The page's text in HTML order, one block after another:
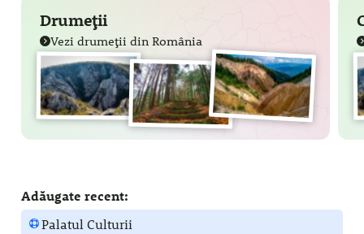
Drumeții
Vezi drumeții din România
Adăugate recent:
Palatul Culturii